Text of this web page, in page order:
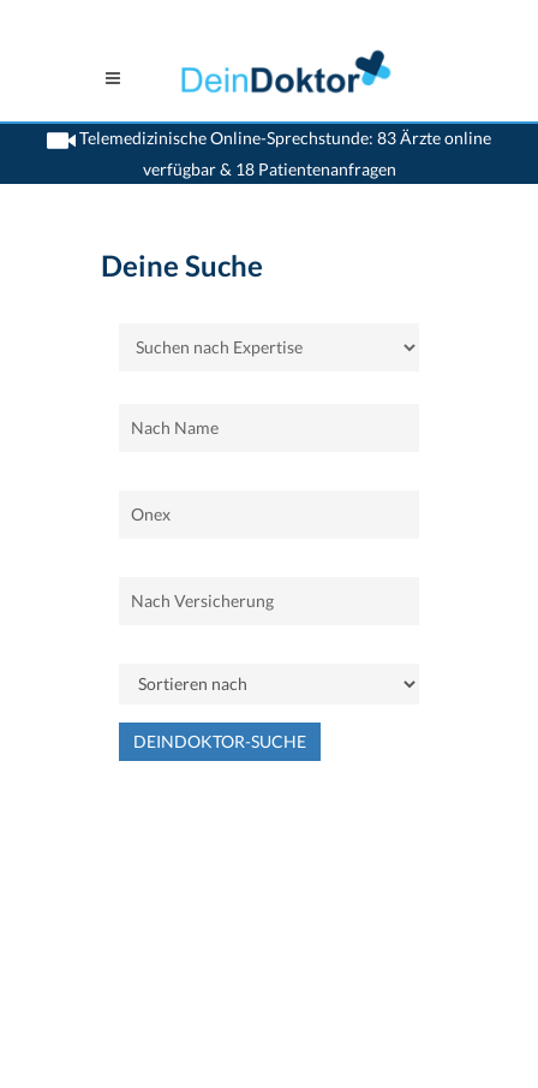
Telemedizinische Online-Sprechstunde: 83 Ärzte online
verfügbar & 18 Patientenanfragen
>Home>Onex
Deine Suche
DEINDOKTOR-SUCHE